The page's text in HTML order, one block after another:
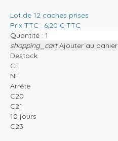
Lot de 12 caches prises
Prix TTC : 6,20 € TTC
Quantité :
shopping_cart Ajouter au panier
Destock
CE
NF
Arrête
C20
C21
10 jours
C23